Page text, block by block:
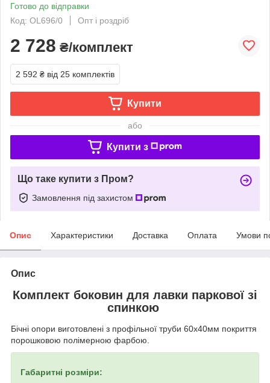
Готово до відправки
Код: OL696/0
Опт і роздріб
2 728 ₴/комплект
2 592 ₴ від 25 комплектів
Купити
або
Купити з
Що таке купити з Пром?
Замовлення під захистом
Опис Характеристики Доставка Оплата Умови
Опис
Комплект боковин для лавки паркової зі
спинкою
Бічні опори виготовлені з профільної труби 60х40мм покриття
порошковою полімерною фарбою.
Габаритні розміри: